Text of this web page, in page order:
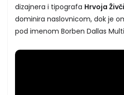
dizajnera i tipografa Hrvoja
dominira naslovnicom, dok je
pod imenom Borben Dallas